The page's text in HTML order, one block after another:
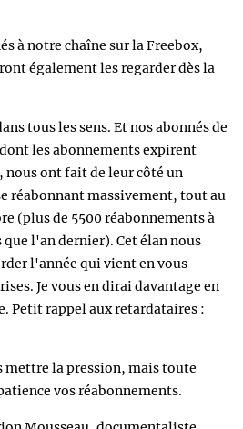
à notre chaîne sur la Freebox,
également les regarder dès la
tous les sens. Et nos abonnés de
les abonnements expirent
nous ont fait de leur côté un
réabonnant massivement, tout au
(plus de 5500 réabonnements à
l'an dernier). Cet élan nous
l'année qui vient en vous
Je vous en dirai davantage en
Petit rappel aux retardataires :
mettre la pression, mais toute
vos réabonnements.